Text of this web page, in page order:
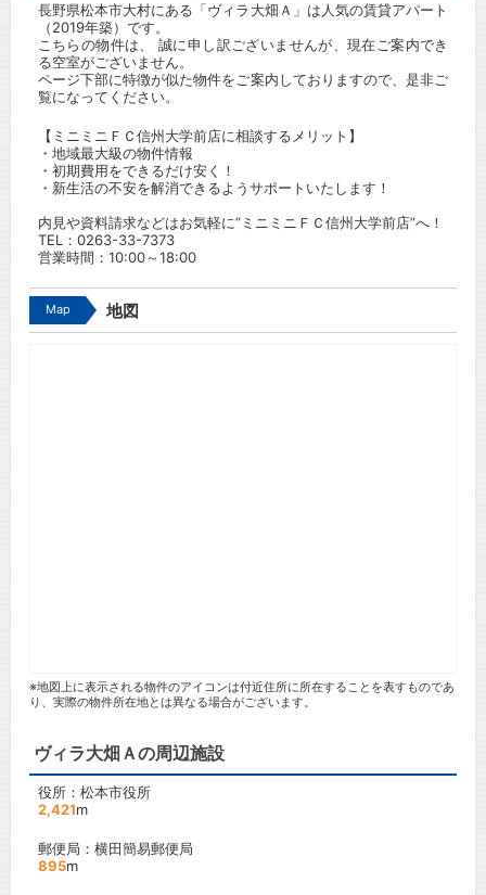
長野県松本市大村にある「ヴィラ大畑Ａ」は人気の賃貸アパート
（2019年築）です。
こちらの物件は、 誠に申し訳ございませんが、現在ご案内でき
る空室がございません。
ページ下部に特徴が似た物件をご案内しておりますので、是非ご
覧になってください。
【ミニミニＦＣ信州大学前店に相談するメリット】
・地域最大級の物件情報
・初期費用をできるだけ安く！
・新生活の不安を解消できるようサポートいたします！
内見や資料請求などはお気軽に”ミニミニＦＣ信州大学前店”へ！
TEL： 0263-33-7373
営業時間：10:00～18:00
Map 地図
※地図上に表示される物件のアイコンは付近住所に所在することを表すものであ
り、実際の物件所在地とは異なる場合がございます。
ヴィラ大畑Ａの周辺施設
役所：松本市役所
2,421m
郵便局：横田簡易郵便局
895m